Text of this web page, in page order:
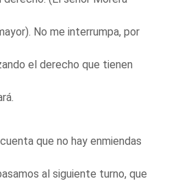
No me interrumpa, por
el derecho que tienen
que no hay enmiendas
al siguiente turno, que